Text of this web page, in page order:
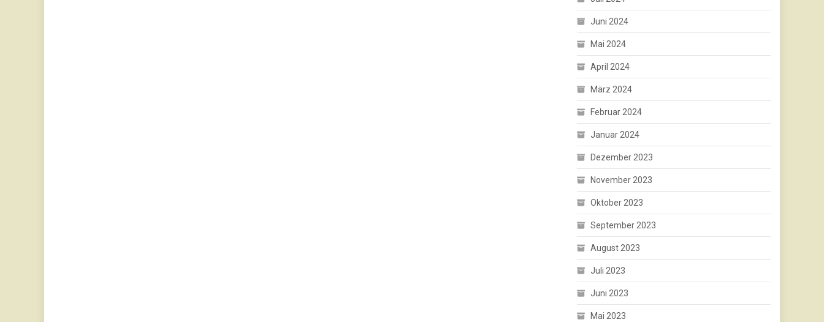
Juni 2024
Mai 2024
April 2024
März 2024
Februar 2024
Januar 2024
Dezember 2023
November 2023
Oktober 2023
September 2023
August 2023
Juli 2023
Juni 2023
Mai 2023